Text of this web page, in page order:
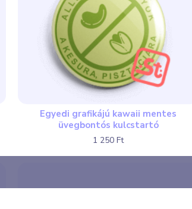
Egyedi grafikájú kawaii mentes
üvegbontós kulcstartó
1 250 Ft